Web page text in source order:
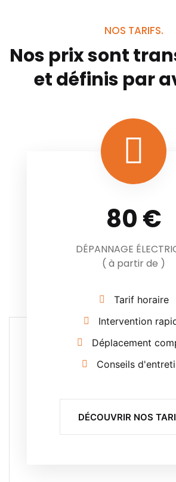
NOS TARIFS.
Nos prix sont
et définis par
80 €
DÉPANNAGE
( à partir de )
Tarif horaire
Intervention
Déplacement
Conseils
DÉCOUVRIR NOS